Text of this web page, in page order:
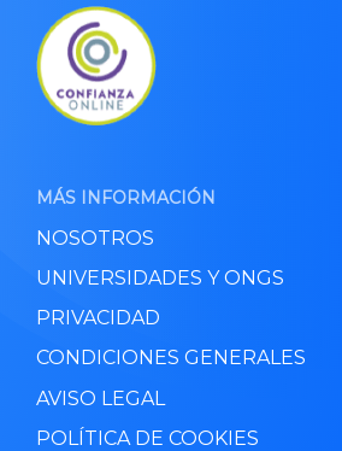
MÁS INFORMACIÓN
NOSOTROS
UNIVERSIDADES Y ONGS
PRIVACIDAD
CONDICIONES GENERALES
AVISO LEGAL
POLÍTICA DE COOKIES